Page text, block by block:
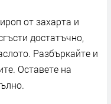
от захарта и
достатъчно,
Разбъркайте и
Оставете на